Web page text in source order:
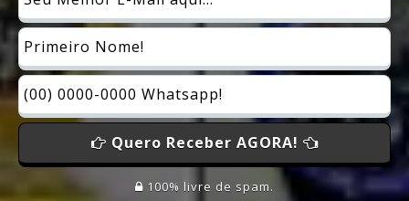
Quero Receber AGORA!
100% livre de spam.